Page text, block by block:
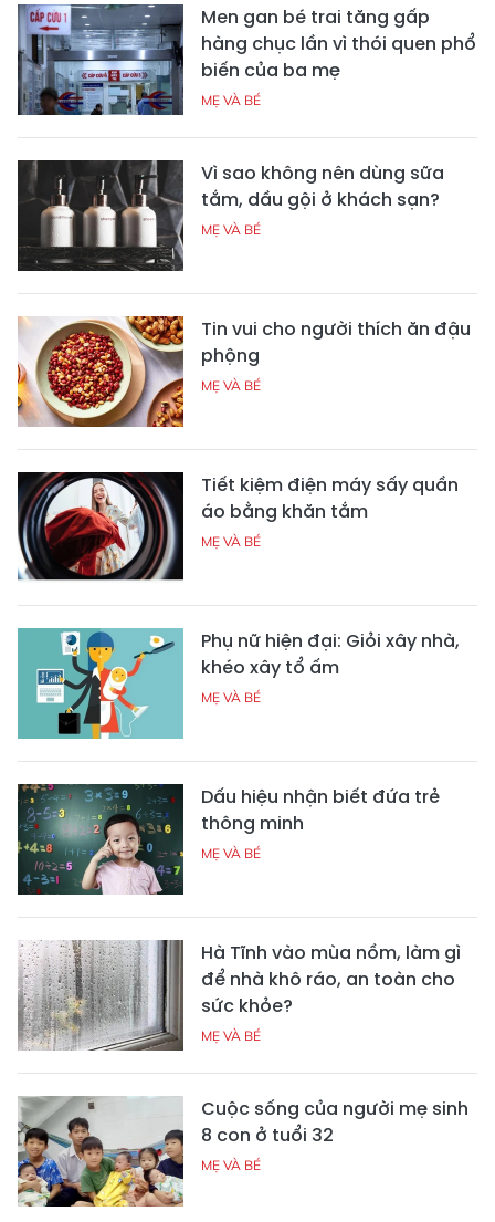
Men gan bé trai tăng gấp
hàng chục lần vì thói quen phổ
biến của ba mẹ
MẸ VÀ BÉ
Vì sao không nên dùng sữa
tắm, dầu gội ở khách sạn?
MẸ VÀ BÉ
Tin vui cho người thích ăn đậu
phộng
MẸ VÀ BÉ
Tiết kiệm điện máy sấy quần
áo bằng khăn tắm
MẸ VÀ BÉ
Phụ nữ hiện đại: Giỏi xây nhà,
khéo xây tổ ấm
MẸ VÀ BÉ
Dấu hiệu nhận biết đứa trẻ
thông minh
MẸ VÀ BÉ
Hà Tĩnh vào mùa nồm, làm gì
để nhà khô ráo, an toàn cho
sức khỏe?
MẸ VÀ BÉ
Cuộc sống của người mẹ sinh
8 con ở tuổi 32
MẸ VÀ BÉ